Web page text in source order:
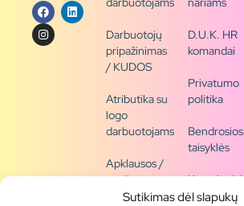
Sutikimas dėl slapukų
Darbuotojų
pripažinimas
/ KUDOS
Atributika su
logo
darbuotojams
Apklausos /
naujienų
siena
D.U.K. HR
komandai
Privatumo
politika
Bendrosios
taisyklės
Kontaktai /
rekvizitai